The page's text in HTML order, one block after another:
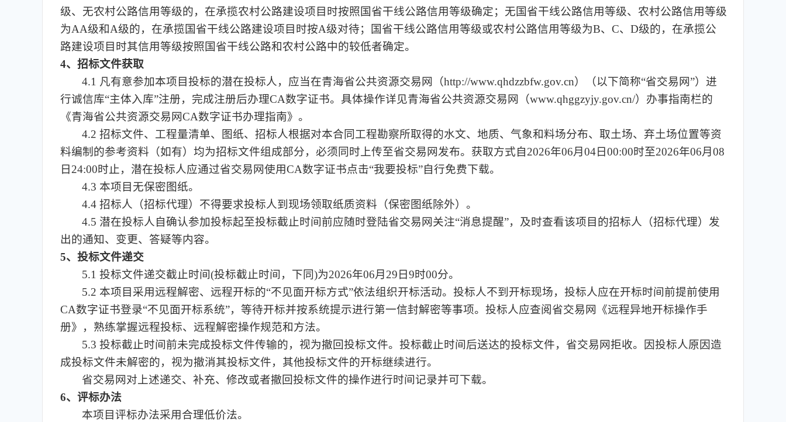
级、无农村公路信用等级的，在承揽农村公路建设项目时按照国省干线公路信用等级确定；无国省干线公路信用等级、农村公路信用等级
为AA级和A级的，在承揽国省干线公路建设项目时按A级对待；国省干线公路信用等级或农村公路信用等级为B、C、D级的，在承揽公
路建设项目时其信用等级按照国省干线公路和农村公路中的较低者确定。
4、招标文件获取
4.1 凡有意参加本项目投标的潜在投标人，应当在青海省公共资源交易网（http://www.qhdzzbfw.gov.cn）（以下简称“省交易网”）进
行诚信库“主体入库”注册，完成注册后办理CA数字证书。具体操作详见青海省公共资源交易网（www.qhggzyjy.gov.cn/）办事指南栏的
《青海省公共资源交易网CA数字证书办理指南》。
4.2 招标文件、工程量清单、图纸、招标人根据对本合同工程勘察所取得的水文、地质、气象和料场分布、取土场、弃土场位置等资
料编制的参考资料（如有）均为招标文件组成部分，必须同时上传至省交易网发布。获取方式自2026年06月04日00:00时至2026年06月08
日24:00时止，潜在投标人应通过省交易网使用CA数字证书点击“我要投标”自行免费下载。
4.3 本项目无保密图纸。
4.4 招标人（招标代理）不得要求投标人到现场领取纸质资料（保密图纸除外）。
4.5 潜在投标人自确认参加投标起至投标截止时间前应随时登陆省交易网关注“消息提醒”，及时查看该项目的招标人（招标代理）发
出的通知、变更、答疑等内容。
5、投标文件递交
5.1 投标文件递交截止时间(投标截止时间，下同)为2026年06月29日9时00分。
5.2 本项目采用远程解密、远程开标的“不见面开标方式”依法组织开标活动。投标人不到开标现场，投标人应在开标时间前提前使用
CA数字证书登录“不见面开标系统”，等待开标并按系统提示进行第一信封解密等事项。投标人应查阅省交易网《远程异地开标操作手
册》，熟练掌握远程投标、远程解密操作规范和方法。
5.3 投标截止时间前未完成投标文件传输的，视为撤回投标文件。投标截止时间后送达的投标文件，省交易网拒收。因投标人原因造
成投标文件未解密的，视为撤消其投标文件，其他投标文件的开标继续进行。
省交易网对上述递交、补充、修改或者撤回投标文件的操作进行时间记录并可下载。
6、评标办法
本项目评标办法采用合理低价法。